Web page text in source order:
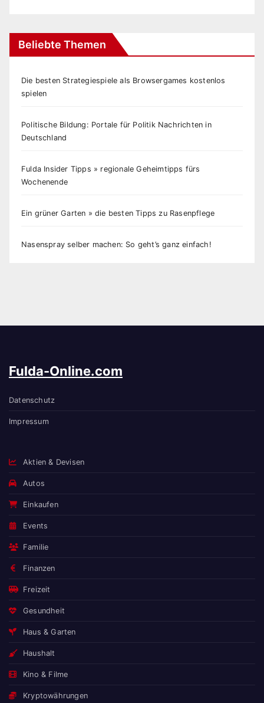
Beliebte Themen
Die besten Strategiespiele als Browsergames kostenlos
spielen
Politische Bildung: Portale für Politik Nachrichten in
Deutschland
Fulda Insider Tipps » regionale Geheimtipps fürs
Wochenende
Ein grüner Garten » die besten Tipps zu Rasenpflege
Nasenspray selber machen: So geht’s ganz einfach!
Fulda-Online.com
Datenschutz
Impressum
Aktien & Devisen
Autos
Einkaufen
Events
Familie
Finanzen
Freizeit
Gesundheit
Haus & Garten
Haushalt
Kino & Filme
Kryptowährungen